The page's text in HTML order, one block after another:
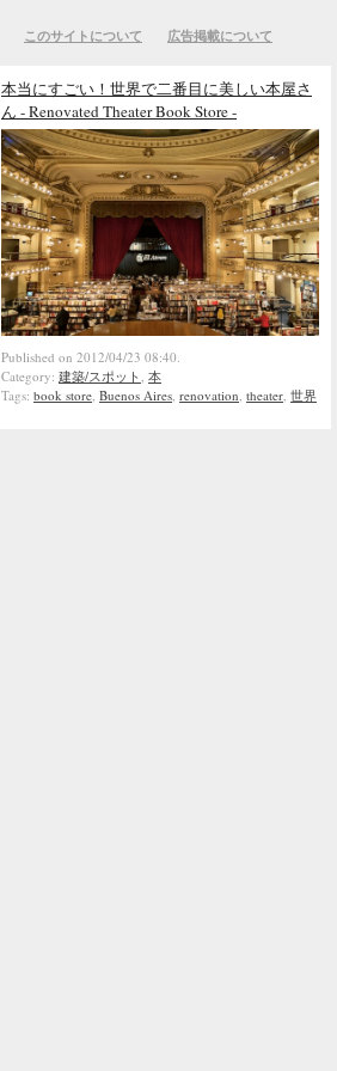
このサイトについて 広告掲載について
本当にすごい！世界で二番目に美しい本屋さ
ん - Renovated Theater Book Store -
Published on 2012/04/23 08:40.
Category: 建築/スポット, 本
Tags: book store, Buenos Aires, renovation, theater, 世界